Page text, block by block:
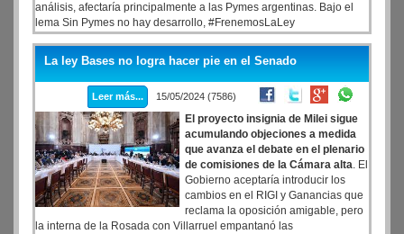
análisis, afectaría principalmente a las Pymes argentinas. Bajo el
lema Sin Pymes no hay desarrollo, #FrenemosLaLey
La ley Bases no logra hacer pie en el Senado
Leer más... 15/05/2024 (7586)
El proyecto insignia de Milei sigue
acumulando objeciones a medida
que avanza el debate en el plenario
de comisiones de la Cámara alta. El
Gobierno aceptaría introducir los
cambios en el RIGI y Ganancias que
reclama la oposición amigable, pero
la interna de la Rosada con Villarruel empantanó las